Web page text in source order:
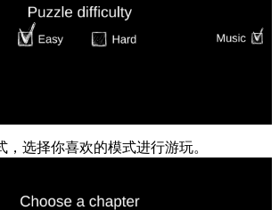
，选择你喜欢的模式进行游玩。